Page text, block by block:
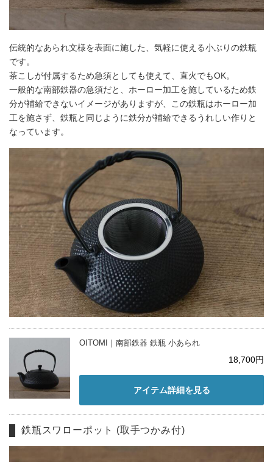
伝統的なあられ文様を表面に施した、気軽に使える小ぶりの鉄瓶
です。
茶こしが付属するため急須としても使えて、直火でもOK。
一般的な南部鉄器の急須だと、ホーロー加工を施しているため鉄
分が補給できないイメージがありますが、この鉄瓶はホーロー加
工を施さず、鉄瓶と同じように鉄分が補給できるうれしい作りと
なっています。
OITOMI｜南部鉄器 鉄瓶 小あられ
18,700円
アイテム詳細を見る
鉄瓶スワローポット (取手つかみ付)